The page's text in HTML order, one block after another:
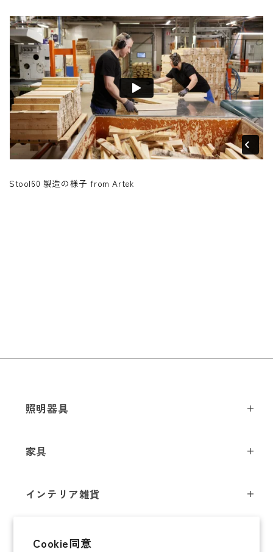
Cookie同意
Stool60 製造の様子 from Artek
照明器具
シーリングライト
テーブルライト
ブラケットライト
家具
チェア
ソファ / ベンチ
インテリア雑貨
オブジェ
即納商品